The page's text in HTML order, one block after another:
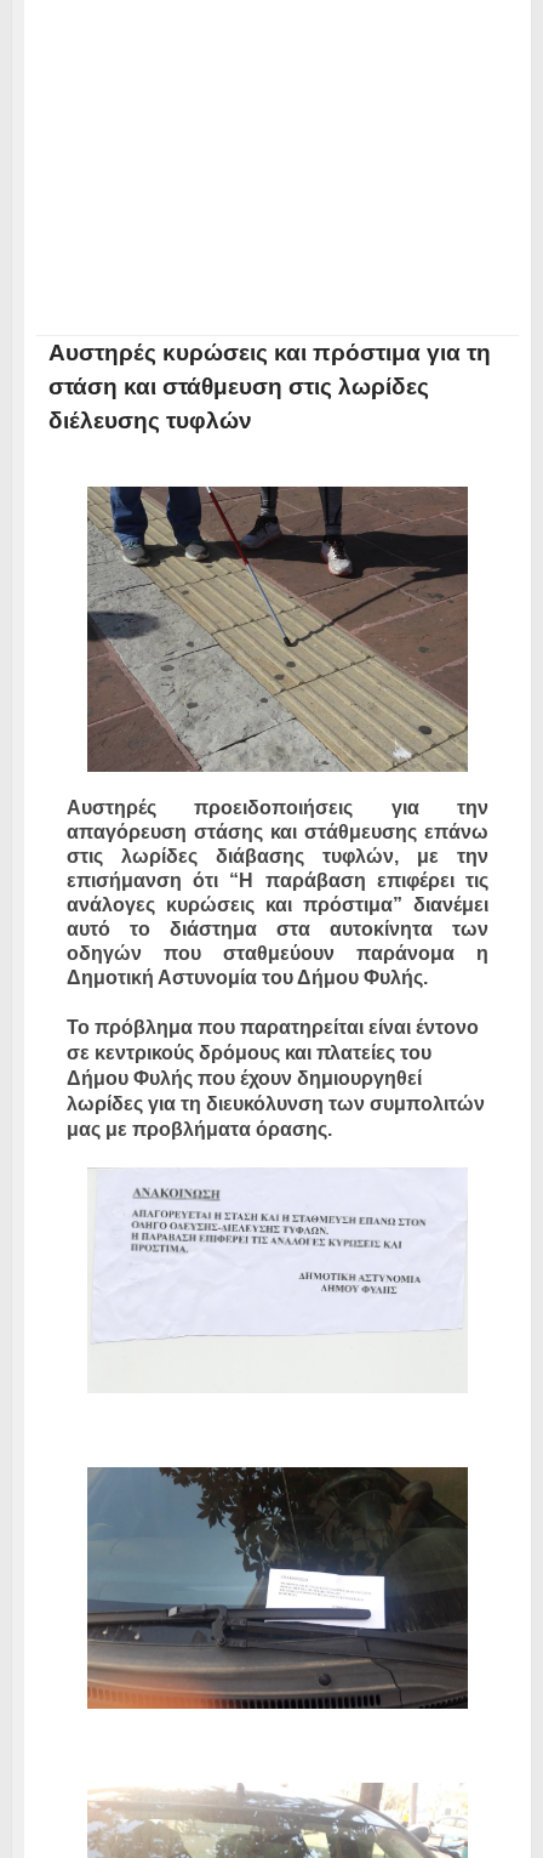
Αυστηρές κυρώσεις και πρόστιμα για τη
στάση και στάθμευση στις λωρίδες
διέλευσης τυφλών
Αυστηρές προειδοποιήσεις για την
απαγόρευση στάσης και στάθμευσης επάνω
στις λωρίδες διάβασης τυφλών, με την
επισήμανση ότι “Η παράβαση επιφέρει τις
ανάλογες κυρώσεις και πρόστιμα” διανέμει
αυτό το διάστημα στα αυτοκίνητα των
οδηγών που σταθμεύουν παράνομα η
Δημοτική Αστυνομία του Δήμου Φυλής.
Το πρόβλημα που παρατηρείται είναι έντονο
σε κεντρικούς δρόμους και πλατείες του
Δήμου Φυλής που έχουν δημιουργηθεί
λωρίδες για τη διευκόλυνση των συμπολιτών
μας με προβλήματα όρασης.